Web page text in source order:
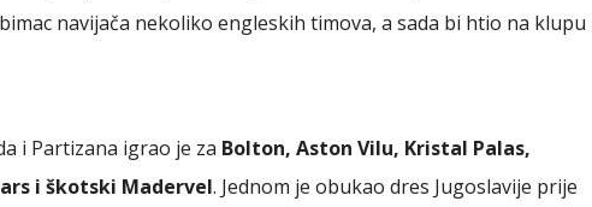
navijača nekoliko engleskih timova, a sada bi htio na klupu
i Partizana igrao je za Bolton, Aston Vilu, Kristal Palas,
i škotski Madervel. Jednom je obukao dres Jugoslavije prije